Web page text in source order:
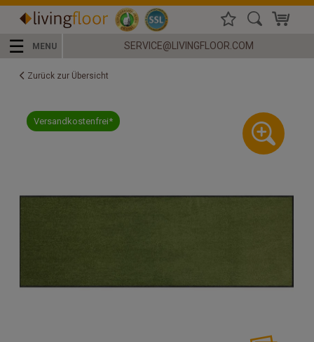
☰ MENU SERVICE@LIVINGFLOOR.COM
Zurück zur Übersicht
Versandkostenfrei*